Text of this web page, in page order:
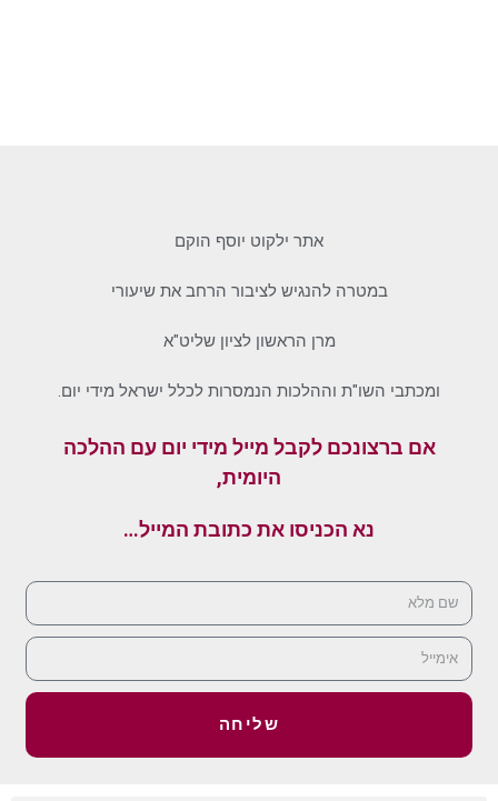
אתר ילקוט יוסף הוקם
במטרה להנגיש לציבור הרחב את שיעורי
מרן הראשון לציון שליט"א
ומכתבי השו"ת וההלכות הנמסרות לכלל ישראל מידי יום.
אם ברצונכם לקבל מייל מידי יום עם ההלכה
היומית,
נא הכניסו את כתובת המייל…
שליחה